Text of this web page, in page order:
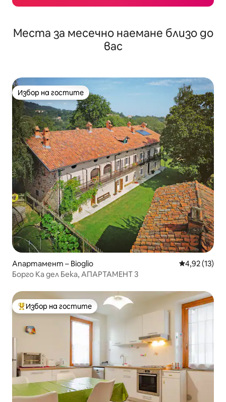
Места за месечно наемане близо до
вас
Избор на гостите
Избор на гостите
Апартамент – Bioglio Средна
4,92 (13)
Борго Ка дел Бека, АПАРТАМЕНТ 3
Най-популярен избор на гостите
Избор на гостите